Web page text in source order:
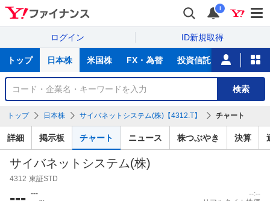
i
ログイン ID新規取得
サ
トップ 日本株 米国株 FX・為替 投資信託 ニュース
銘
検
索
検索
トップ 日本株 サイバネットシステム(株)【4312.T】 チャート
詳細 掲示板 チャート ニュース 株つぶやき 決算
サイバネットシステム(株)
4312 東証STD
---
--:--